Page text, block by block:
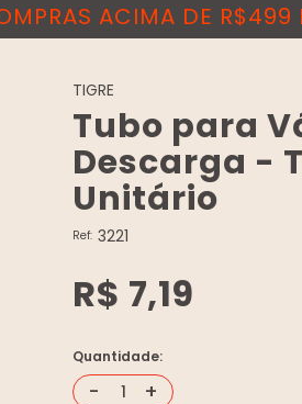
ACIMA DE R$499
TIGRE
Tubo para
Descarga -
Unitário
Ref: 3221
R$ 7,19
Quantidade:
- +